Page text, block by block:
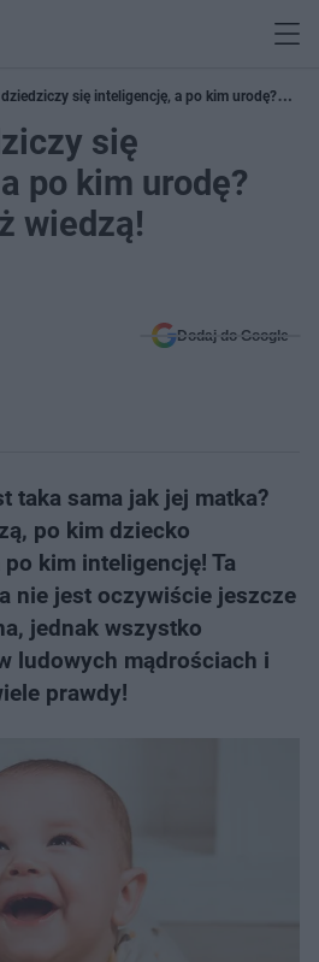
się inteligencję, a po kim urodę?
się
po kim urodę?
wiedzą!
Dodaj do Google
taka sama jak jej matka?
po kim dziecko
kim inteligencję! Ta
nie jest oczywiście jeszcze
jednak wszystko
ludowych mądrościach i
prawdy!